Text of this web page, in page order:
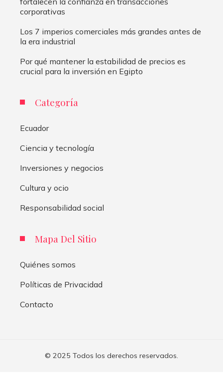
corporativas
Los 7 imperios comerciales más grandes antes de
la era industrial
Por qué mantener la estabilidad de precios es
crucial para la inversión en Egipto
Categoría
Ecuador
Ciencia y tecnología
Inversiones y negocios
Cultura y ocio
Responsabilidad social
Mapa Del Sitio
Quiénes somos
Políticas de Privacidad
Contacto
© 2025 Todos los derechos reservados.